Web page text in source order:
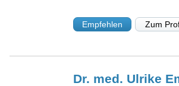
Empfehlen Zum
Dr. med. Ulrike